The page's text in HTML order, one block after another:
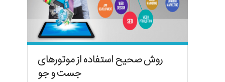
روش صحیح استفاده از موتورهای
جست و جو